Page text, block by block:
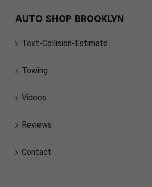
AUTO SHOP BROOKLYN
Text-Collision-Estimate
Towing
Videos
Reviews
Contact